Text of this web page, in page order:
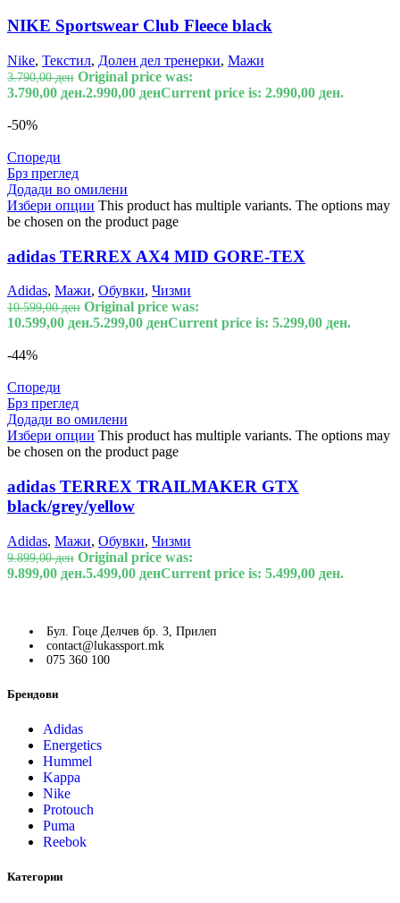
NIKE Sportswear Club Fleece black
Nike, Текстил, Долен дел тренерки, Мажи
3.790,00ден Original price was:
3.790,00 ден.2.990,00 денCurrent price is: 2.990,00 ден.
-50%
Спореди
Брз преглед
Додади во омилени
Избери опции This product has multiple variants. The options may
be chosen on the product page
adidas TERREX AX4 MID GORE-TEX
Adidas, Мажи, Обувки, Чизми
10.599,00ден Original price was:
10.599,00 ден.5.299,00 денCurrent price is: 5.299,00 ден.
-44%
Спореди
Брз преглед
Додади во омилени
Избери опции This product has multiple variants. The options may
be chosen on the product page
adidas TERREX TRAILMAKER GTX
black/grey/yellow
Adidas, Мажи, Обувки, Чизми
9.899,00ден Original price was:
9.899,00 ден.5.499,00 денCurrent price is: 5.499,00 ден.
Бул. Гоце Делчев бр. 3, Прилеп
contact@lukassport.mk
075 360 100
Брендови
Adidas
Energetics
Hummel
Kappa
Nike
Protouch
Puma
Reebok
Категории